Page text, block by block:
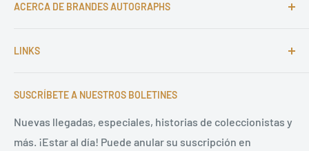
ACERCA DE BRANDES AUTOGRAPHS
los autógrafos y desde 1997 Markus Brandes
mundo con firmas originales de alta calidad de todas
LINKS
Términos de servicio
Politica de reembolso
Política de privacidad
SUSCRÍBETE A NUESTROS BOLETINES
Nuevas llegadas, especiales, historias de coleccionistas y
más. ¡Estar al día! Puede anular su suscripción en